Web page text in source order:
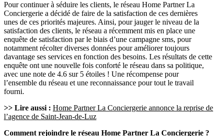
Pour continuer à séduire les clients, le réseau Home Partner La
Conciergerie a décidé de faire de la satisfaction de ces dernières
unes de ces priorités majeures. Ainsi, pour jauger le niveau de la
satisfaction des clients, le réseau a récemment mis en place une
enquête de satisfaction par le biais d’une campagne sms, pour
notamment récolter diverses données pour améliorer toujours
davantage ses services en fonction des besoins. Les résultats de cette
enquête ont une nouvelle fois conforté le réseau dans sa politique,
avec une note de 4.6 sur 5 étoiles ! Une récompense pour
l’ensemble du réseau et une reconnaissance pour tout le travail
fourni.
>> Lire aussi : Home Partner La Conciergerie annonce la reprise de
l’agence de Saint-Jean-de-Luz
Comment rejoindre le réseau Home Partner La Conciergerie ?